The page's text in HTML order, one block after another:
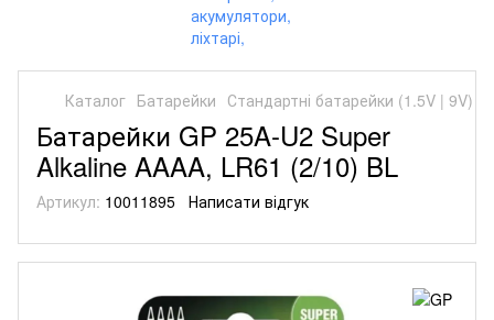
Каталог Батарейки Стандартні батарейки (1.5V | 9V)
Батарейки GP 25A-U2 Super
Alkaline AAAA, LR61 (2/10) BL
Артикул: 10011895 Написати відгук